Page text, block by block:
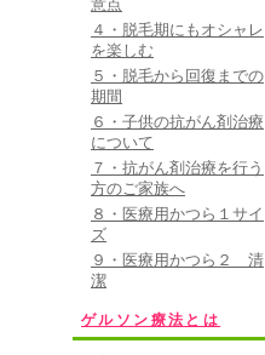
意点
４・脱毛期にもオシャレ
を楽しむ
５・脱毛から回復までの
期間
６・子供の抗がん剤治療
について
７・抗がん剤治療を行う
方のご家族へ
８・医療用かつら１サイ
ズ
９・医療用かつら２ 清
潔
ゲルソン療法とは